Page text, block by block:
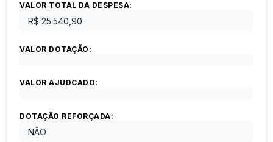
VALOR TOTAL DA DESPESA:
R$ 25.540,90
VALOR DOTAÇÃO:
VALOR AJUDCADO:
DOTAÇÃO REFORÇADA:
NÃO